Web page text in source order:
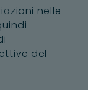
nelle
del